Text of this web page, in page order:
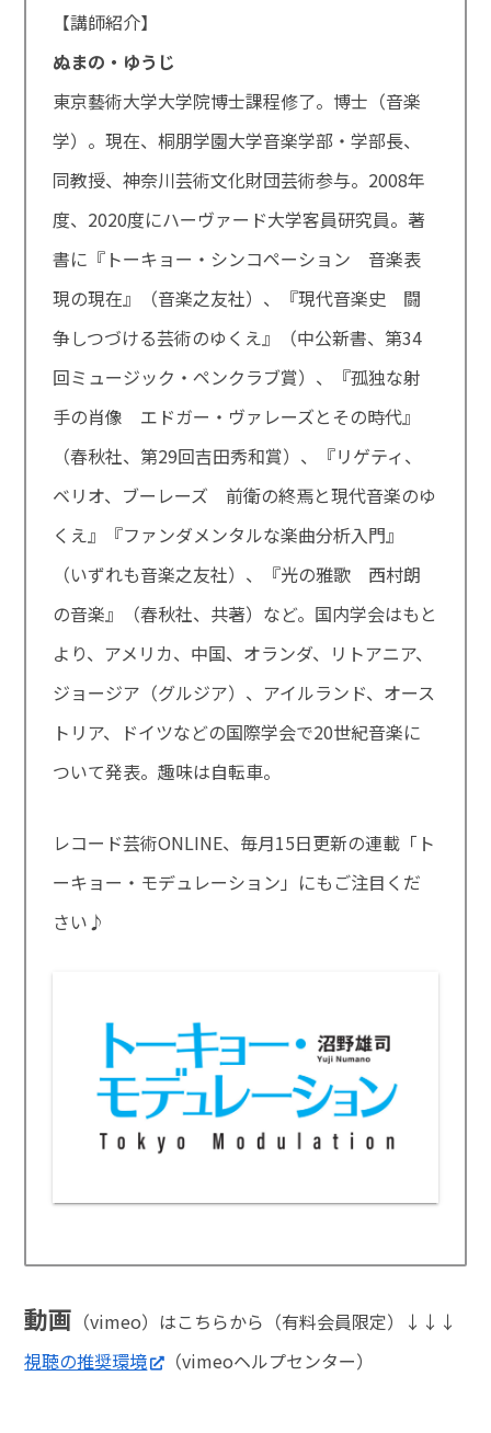
【講師紹介】
ぬまの・ゆうじ
東京藝術大学大学院博士課程修了。博士（音楽
学）。現在、桐朋学園大学音楽学部・学部長、
同教授、神奈川芸術文化財団芸術参与。2008年
度、2020度にハーヴァード大学客員研究員。著
書に『トーキョー・シンコペーション 音楽表
現の現在』（音楽之友社）、『現代音楽史 闘
争しつづける芸術のゆくえ』（中公新書、第34
回ミュージック・ペンクラブ賞）、『孤独な射
手の肖像 エドガー・ヴァレーズとその時代』
（春秋社、第29回吉田秀和賞）、『リゲティ、
ベリオ、ブーレーズ 前衛の終焉と現代音楽のゆ
くえ』『ファンダメンタルな楽曲分析入門』
（いずれも音楽之友社）、『光の雅歌 西村朗
の音楽』（春秋社、共著）など。国内学会はもと
より、アメリカ、中国、オランダ、リトアニア、
ジョージア（グルジア）、アイルランド、オース
トリア、ドイツなどの国際学会で20世紀音楽に
ついて発表。趣味は自転車。
レコード芸術ONLINE、毎月15日更新の連載「ト
ーキョー・モデュレーション」にもご注目くだ
さい♪
動画 （vimeo）はこちらから（有料会員限定）↓↓↓
視聴の推奨環境
（vimeoヘルプセンター）